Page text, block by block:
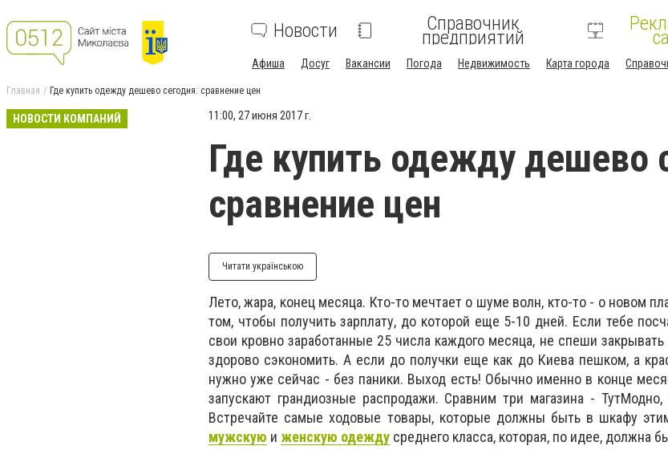
Новости Справочник
предприятий
Афиша Досуг Вакансии Погода Недвижимость Карта города
Главная Где купить одежду дешево сегодня: сравнение цен
НОВОСТИ КОМПАНИЙ 11:00, 27 июня 2017 г.
Где купить одежду дешево
сравнение цен
Читати українською
Лето, жара, конец месяца. Кто-то мечтает о шуме волн, кто-то - о новом
том, чтобы получить зарплату, до которой еще 5-10 дней. Если тебе
свои кровно заработанные 25 числа каждого месяца, не спеши
здорово сэкономить. А если до получки еще как до Киева пешком, а
нужно уже сейчас - без паники. Выход есть! Обычно именно в конце
запускают грандиозные распродажи. Сравним три магазина -
Встречайте самые ходовые товары, которые должны быть в шкафу
мужскую и женскую одежду среднего класса, которая, по идее, должна